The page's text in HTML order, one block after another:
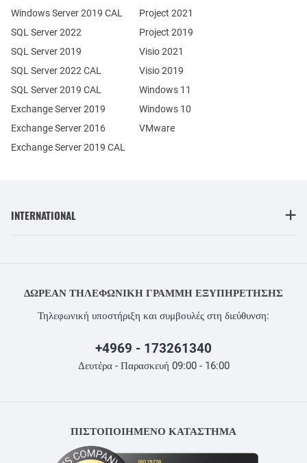
Exchange Server 2019
Exchange Server 2016
SQL Server 2022
SQL Server 2019
Windows Server 2019 CAL
SQL Server 2022 CAL
SQL Server 2019 CAL
Exchange Server 2019 CAL
Project 2021
Project 2019
Visio 2021
Visio 2019
Windows 11
Windows 10
VMware
INTERNATIONAL
ΔΩΡΕΆΝ ΤΗΛΕΦΩΝΙΚΉ ΓΡΑΜΜΉ ΕΞΥΠΗΡΈΤΗΣΗΣ
Τηλεφωνική υποστήριξη και συμβουλές στη διεύθυνση:
+4969 - 173261340
Δευτέρα - Παρασκευή 09:00 - 16:00
ΠΙΣΤΟΠΟΙΗΜΕΝΟ ΚΑΤΑΣΤΗΜΑ